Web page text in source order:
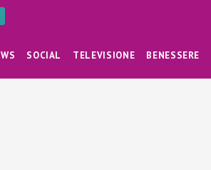
SOCIAL TELEVISIONE BENESSERE